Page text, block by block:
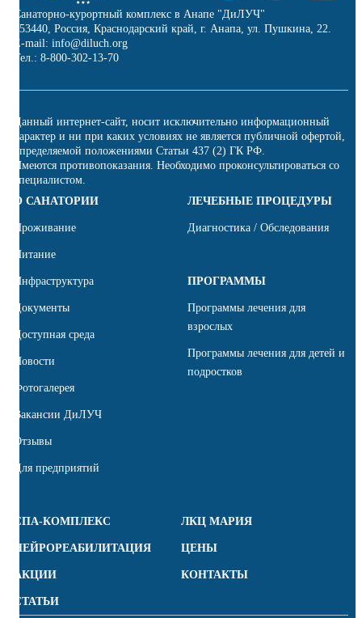
Санаторно-курортный комплекс в Анапе "ДиЛУЧ"
353440, Россия, Краснодарский край, г. Анапа, ул. Пушкина, 22.
E-mail: info@diluch.org
Тел.: 8-800-302-13-70
Данный интернет-сайт, носит исключительно информационный
характер и ни при каких условиях не является публичной офертой,
определяемой положениями Статьи 437 (2) ГК РФ.
Имеются противопоказания. Необходимо проконсультироваться со
специалистом.
О САНАТОРИИ
Проживание
Питание
Инфраструктура
Документы
Доступная среда
Новости
Фотогалерея
Вакансии ДиЛУЧ
Отзывы
Для предприятий
ЛЕЧЕБНЫЕ ПРОЦЕДУРЫ
Диагностика / Обследования
ПРОГРАММЫ
Программы лечения для
взрослых
Программы лечения для детей и
подростков
СПА-КОМПЛЕКС ЛКЦ МАРИЯ
НЕЙРОРЕАБИЛИТАЦИЯ ЦЕНЫ
АКЦИИ КОНТАКТЫ
СТАТЬИ